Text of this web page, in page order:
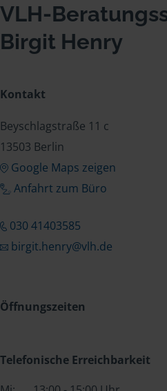
VLH-
Birgit Henry
Kontakt
Beyschlagstraße 11 c
13503 Berlin
Google Maps zeigen
Anfahrt zum Büro
030 41403585
birgit.henry@vlh.de
Öffnungszeiten
Telefonische Erreichbarkeit